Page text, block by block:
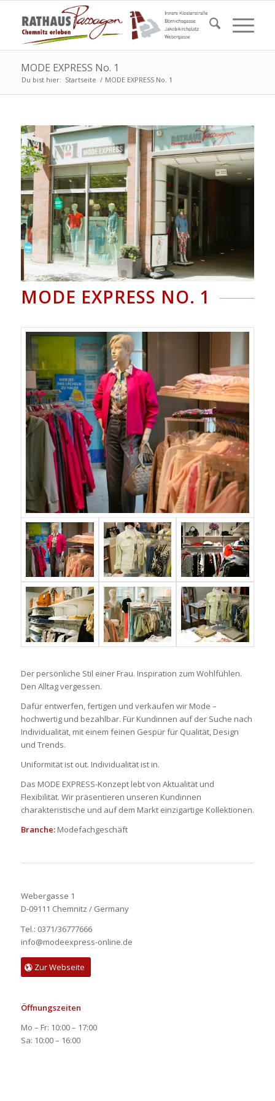
MODE EXPRESS No. 1
Du bist hier: Startseite / MODE EXPRESS No. 1
MODE EXPRESS NO. 1
Der persönliche Stil einer Frau. Inspiration zum Wohlfühlen.
Den Alltag vergessen.
Dafür entwerfen, fertigen und verkaufen wir Mode –
hochwertig und bezahlbar. Für Kundinnen auf der Suche nach
Individualität, mit einem feinen Gespür für Qualität, Design
und Trends.
Uniformität ist out. Individualität ist in.
Das MODE EXPRESS-Konzept lebt von Aktualität und
Flexibilität. Wir präsentieren unseren Kundinnen
charakteristische und auf dem Markt einzigartige Kollektionen.
Branche:Modefachgeschäft
Webergasse 1
D-09111 Chemnitz / Germany
Tel.: 0371/36777666
info@modeexpress-online.de
Zur Webseite
Öffnungszeiten
Mo – Fr: 10:00 – 17:00
Sa: 10:00 – 16:00